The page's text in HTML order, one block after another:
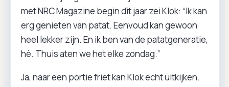
met NRC Magazine begin dit jaar zei Klok: “Ik kan
erg genieten van patat. Eenvoud kan gewoon
heel lekker zijn. En ik ben van de patatgeneratie,
hè. Thuis aten we het elke zondag.”
Ja, naar een portie friet kan Klok echt uitkijken.